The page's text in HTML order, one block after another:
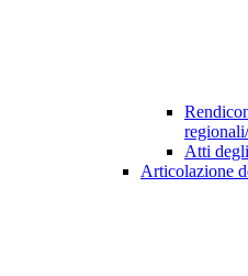
Atti
Articolazione